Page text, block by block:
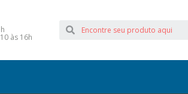
às 16h